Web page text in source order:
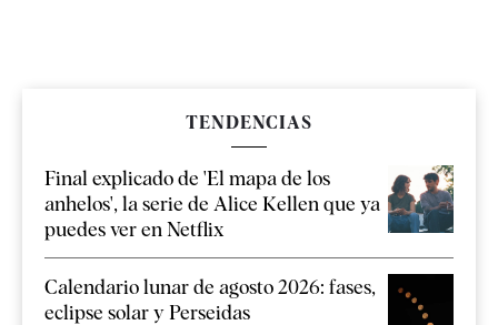
TENDENCIAS
Final explicado de 'El mapa de los
anhelos', la serie de Alice Kellen que ya
puedes ver en Netflix
Calendario lunar de agosto 2026: fases,
eclipse solar y Perseidas